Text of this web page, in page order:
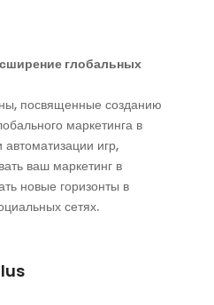
глобальных
посвященные созданию
маркетинга в
игр,
ваш маркетинг в
новые горизонты в
сетях.